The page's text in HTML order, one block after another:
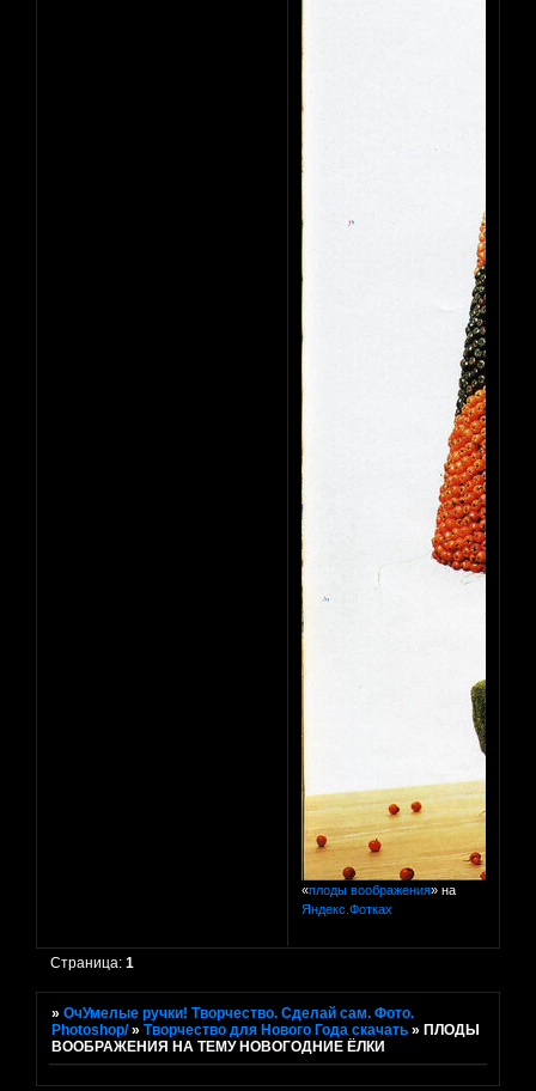
«плоды воображения» на
Яндекс.Фотках
Страница:1
»ОчУмелые ручки! Творчество. Сделай сам. Фото.
Photoshop/ »Творчество для Нового Года скачать »ПЛОДЫ
ВООБРАЖЕНИЯ НА ТЕМУ НОВОГОДНИЕ ЁЛКИ